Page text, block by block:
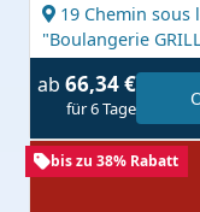
19 Chemin sous
"Boulangerie
ab 66,34 €
für 6 Tage
bis zu 38% Rabatt